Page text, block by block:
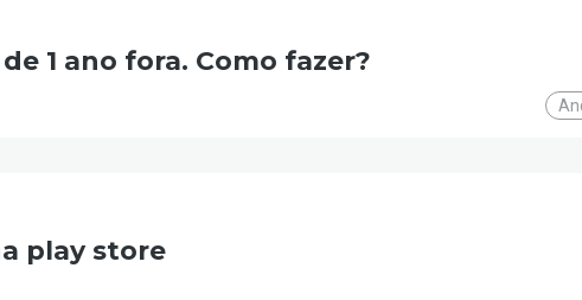
1 ano fora. Como fazer?
play store